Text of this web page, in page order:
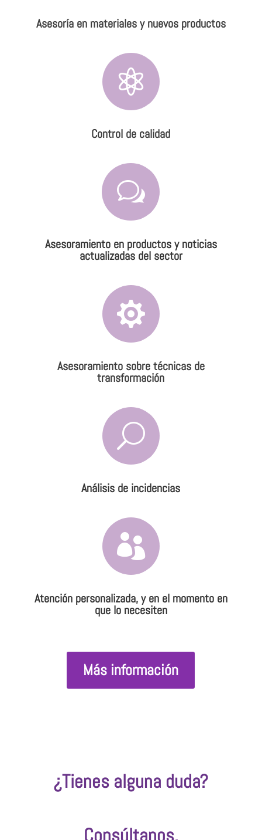
Asesoría en materiales y nuevos productos

Control de calidad
w
Asesoramiento en productos y noticias
actualizadas del sector

Asesoramiento sobre técnicas de
transformación
U
Análisis de incidencias

Atención personalizada, y en el momento en
que lo necesiten
Más información
¿Tienes alguna duda?